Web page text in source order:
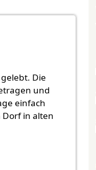
Die
und
einfach
in alten